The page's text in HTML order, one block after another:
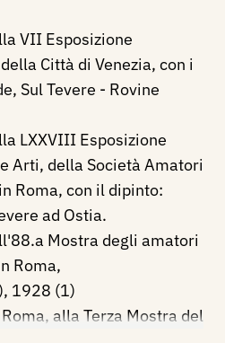
VII Esposizione
Città di Venezia, con i
Sul Tevere - Rovine
LXXVIII Esposizione
Arti, della Società Amatori
Roma, con il dipinto:
ad Ostia.
Mostra degli amatori
Roma,
1928 (1)
alla Terza Mostra del